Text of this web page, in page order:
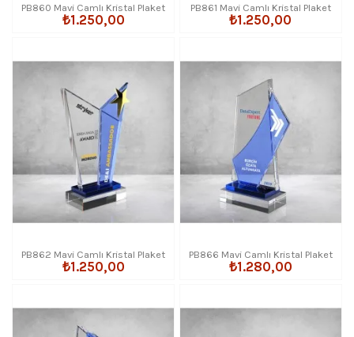
PB860 Mavi Camlı Kristal Plaket
₺1.250,00
PB861 Mavi Camlı Kristal Plaket
₺1.250,00
PB862 Mavi Camlı Kristal Plaket
₺1.250,00
PB866 Mavi Camlı Kristal Plaket
₺1.280,00